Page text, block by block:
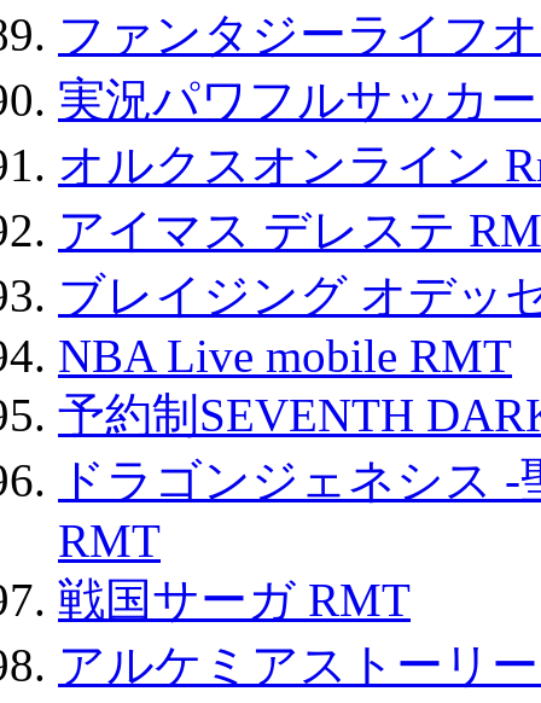
ファンタジーライフ
実況パワフルサッカ
オルクスオンライン
アイマス デレステ
ブレイジング オデッ
NBA Live mobile RMT
予約制SEVENTH
ドラゴンジェネシス
RMT
戦国サーガ RMT
アルケミアストーリ